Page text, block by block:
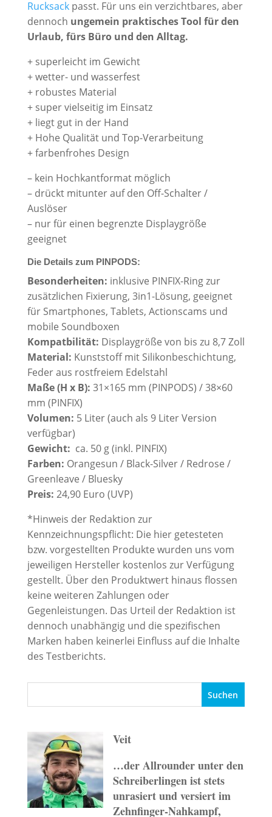
Rucksackpasst. Für uns ein verzichtbares, aber
dennoch ungemein praktisches Tool für den
Urlaub, fürs Büro und den Alltag.
+ superleicht im Gewicht
+ wetter- und wasserfest
+ robustes Material
+ super vielseitig im Einsatz
+ liegt gut in der Hand
+ Hohe Qualität und Top-Verarbeitung
+ farbenfrohes Design
– kein Hochkantformat möglich
– drückt mitunter auf den Off-Schalter /
Auslöser
– nur für einen begrenzte Displaygröße
geeignet
Die Details zum PINPODS:
Besonderheiten: inklusive PINFIX-Ring zur
zusätzlichen Fixierung, 3in1-Lösung, geeignet
für Smartphones, Tablets, Actionscams und
mobile Soundboxen
Kompatbilität: Displaygröße von bis zu 8,7 Zoll
Material: Kunststoff mit Silikonbeschichtung,
Feder aus rostfreiem Edelstahl
Maße (H x B): 31×165 mm (PINPODS) / 38×60
mm (PINFIX)
Volumen: 5 Liter (auch als 9 Liter Version
verfügbar)
Gewicht: ca. 50 g (inkl. PINFIX)
Farben: Orangesun / Black-Silver / Redrose /
Greenleave / Bluesky
Preis: 24,90 Euro (UVP)
*Hinweis der Redaktion zur
Kennzeichnungspflicht: Die hier getesteten
bzw. vorgestellten Produkte wurden uns vom
jeweiligen Hersteller kostenlos zur Verfügung
gestellt. Über den Produktwert hinaus flossen
keine weiteren Zahlungen oder
Gegenleistungen. Das Urteil der Redaktion ist
dennoch unabhängig und die spezifischen
Marken haben keinerlei Einfluss auf die Inhalte
des Testberichts.
Veit
…der Allrounder unter den
Schreiberlingen ist stets
unrasiert und versiert im
Zehnfinger-Nahkampf,